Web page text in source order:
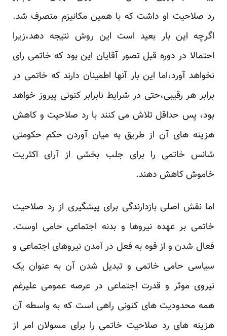
‏رد صلاحیت او داشت که با همین مکانیزم منصرف شد.
اگرچه این بار بعید است این روش نتیجه دهد،زیرا
‏احتمالا در دوره قبل تصور آقایان این بود که خاتمی رای
نخواهد آورد،اما این بار آنها اطمینان دارند که خاتمی ‏در
برابر هر رقیبی،حتی در شرایط نابرابر کنونی پیروز خواهد
بود، پس حداقل تلاش می کنند با رد صلاحیت و ‏کاهش
هزینه های آن از طریق به میان آوردن حکم حکومتی
شانس خاتمی را برای جلب بخشی از آرای اکثریت
‏خاموش کاهش دهند.‏
اما نقش اصلی بازدارندگی برای پیشگیری از رد صلاحیت
خاتمی بر عهده نیروها و بدنه اجتماعی حامی اوست.
‏فعال شدن و از قوه به فعل در آمدن نیروهای اجتماعی و
سیاسی حامی خاتمی و تبدیل شدن آن به عنوان یک
‏نیروی موثر و قدرت اجتماعی در عرصه عمومی علیرغم
همه محدودیت های کنونی راهی است که به واسطه ‏آن
هزینه های رد صلاحیت خاتمی را برای مسولان امر از